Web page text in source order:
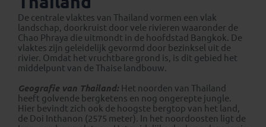
De centrale vlaktes van Thailand vormen een vlak
landschap, doorkruist door vele rivieren waaronder de
Chao Phraya die uitmondt in de hoofdstad Bangkok. De
vlaktes zijn geleidelijk gevormd door bezinksel uit de
rivier. Omdat het vruchtbare grond is, is dit gebied het
middelpunt van de Thaise landbouw.
Geografie van Thailand: Het noorden van Thailand
heeft golvende bergketens en nog ongerepte jungle.
Hier bevindt zich ook de hoogste bergtop van het land,
de Doi Inthanon (2575 meter). In het noordoosten ligt de